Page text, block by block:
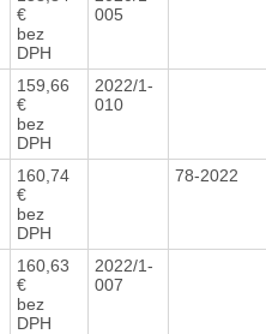
€
bez
DPH
005
159,66
€
bez
DPH
2022/1-
010
160,74
€
bez
DPH
78-2022
160,63
€
bez
DPH
2022/1-
007